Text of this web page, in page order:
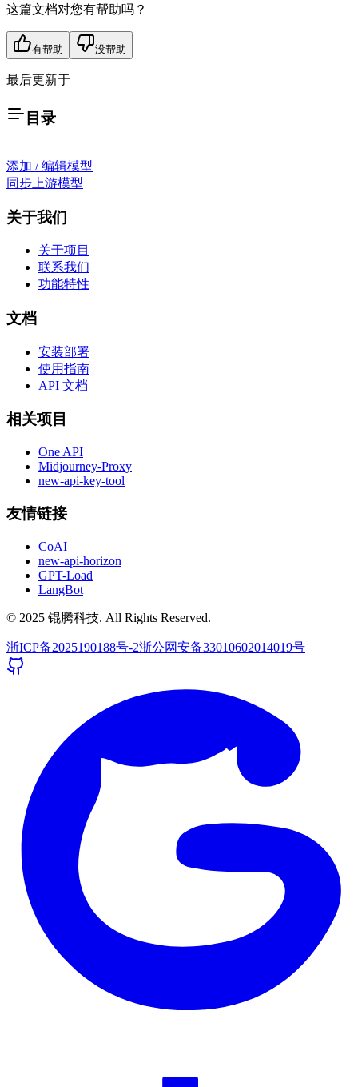
这篇文档对您有帮助吗？
有帮助 没帮助
最后更新于
目录
添加 / 编辑模型
同步上游模型
关于我们
关于项目
联系我们
功能特性
文档
安装部署
使用指南
API 文档
相关项目
One API
Midjourney-Proxy
new-api-key-tool
友情链接
CoAI
new-api-horizon
GPT-Load
LangBot
© 2025 锟腾科技. All Rights Reserved.
浙ICP备2025190188号-2浙公网安备33010602014019号